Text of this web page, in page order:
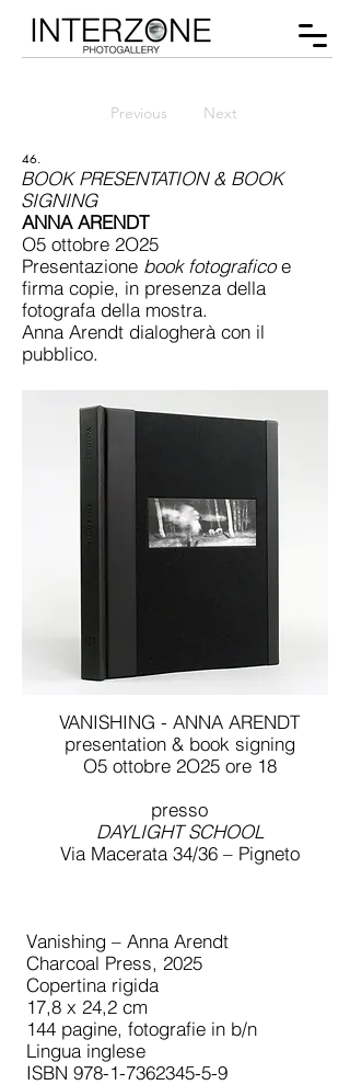
Previous Next
46.
BOOK PRESENTATION & BOOK
SIGNING
ANNA ARENDT
O5 ottobre 2O25
Presentazione book fotograficoe
firma copie, in presenza della
fotografa della mostra.
Anna Arendt dialogherà con il
pubblico.
VANISHING - ANNA ARENDT
presentation & book signing
O5 ottobre 2O25 ore 18
presso
DAYLIGHT SCHOOL
Via Macerata 34/36 – Pigneto
Vanishing – Anna Arendt
Charcoal Press, 2025
Copertina rigida
17,8 x 24,2 cm
144 pagine, fotografie in b/n
Lingua inglese
ISBN 978-1-7362345-5-9